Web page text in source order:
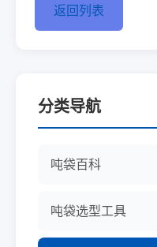
返回列表
分类导航
吨袋百科
吨袋选型工具